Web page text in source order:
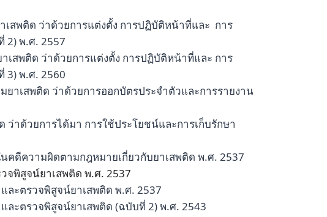
สพติด ว่าด้วยการแต่งตั้ง การปฏิบัติหน้าที่และ การ
2) พ.ศ. 2557
เสพติด ว่าด้วยการแต่งตั้ง การปฏิบัติหน้าที่และ การ
3) พ.ศ. 2560
าเสพติด ว่าด้วยการออกบัตรประจำตัวและการรายงาน
าด้วยการได้มา การใช้ประโยชน์และการเก็บรักษา
คดีความผิดตามกฎหมายเกี่ยวกับยาเสพติด พ.ศ. 2537
จพิสูจน์ยาเสพติด พ.ศ. 2537
ละตรวจพิสูจน์ยาเสพติด พ.ศ. 2537
ละตรวจพิสูจน์ยาเสพติด (ฉบับที่ 2) พ.ศ. 2543